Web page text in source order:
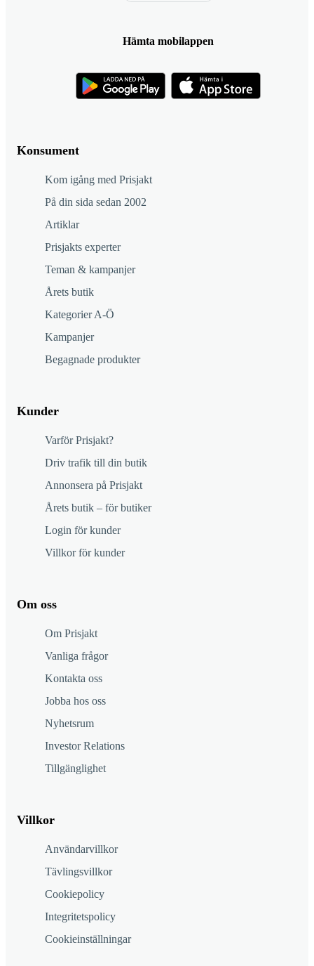
Konsument
Kom igång med Prisjakt
På din sida sedan 2002
Artiklar
Prisjakts experter
Teman & kampanjer
Årets butik
Kategorier A-Ö
Kampanjer
Begagnade produkter
Kunder
Varför Prisjakt?
Driv trafik till din butik
Annonsera på Prisjakt
Årets butik – för butiker
Login för kunder
Villkor för kunder
Om oss
Om Prisjakt
Vanliga frågor
Kontakta oss
Jobba hos oss
Nyhetsrum
Investor Relations
Tillgänglighet
Villkor
Användarvillkor
Tävlingsvillkor
Cookiepolicy
Integritetspolicy
Cookieinställningar
Hämta mobilappen